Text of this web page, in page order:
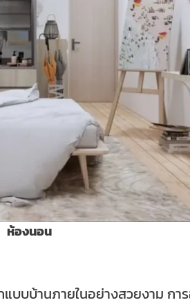
ห้องนอน
บบบ้านภายในอย่างสวยงาม ก